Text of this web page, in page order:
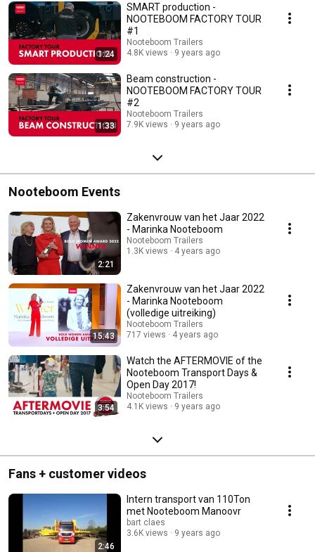
1:24
SMART production -
NOOTEBOOM FACTORY TOUR
#1
Nooteboom Trailers
4.8K views
9 years ago
1:33
Beam construction -
NOOTEBOOM FACTORY TOUR
#2
Nooteboom Trailers
7.9K views
9 years ago
Nooteboom Events
2:21
Zakenvrouw van het Jaar 2022
- Marinka Nooteboom
Nooteboom Trailers
1.3K views
4 years ago
15:43
Zakenvrouw van het Jaar 2022
- Marinka Nooteboom
(volledige uitreiking)
Nooteboom Trailers
717 views
4 years ago
3:54
Watch the AFTERMOVIE of the
Nooteboom Transport Days &
Open Day 2017!
Nooteboom Trailers
4.1K views
9 years ago
Fans + customer videos
2:46
Intern transport van 110Ton
met Nooteboom Manoovr
bart claes
3.6K views
9 years ago